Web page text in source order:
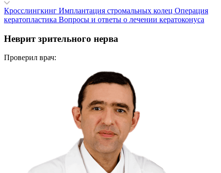
Кросслингкинг Имплантация стромальных колец Операция
кератопластика Вопросы и ответы о лечении кератоконуса
Неврит зрительного нерва
Проверил врач: